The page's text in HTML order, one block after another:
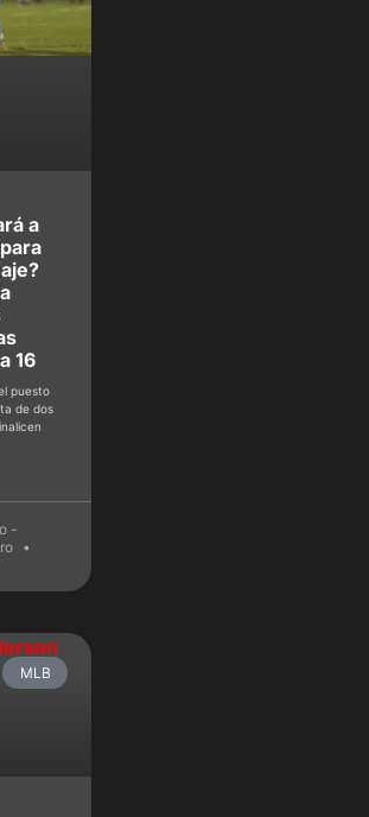
a
16
puesto
de dos
-
MLB